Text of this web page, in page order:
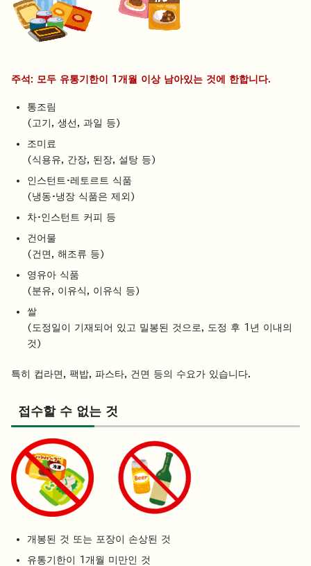
주석: 모두 유통기한이 1개월 이상 남아있는 것에 한합니다.
통조림
(고기, 생선, 과일 등)
조미료
(식용유, 간장, 된장, 설탕 등)
인스턴트·레토르트 식품
(냉동·냉장 식품은 제외)
차·인스턴트 커피 등
건어물
(건면, 해조류 등)
영유아 식품
(분유, 이유식, 이유식 등)
쌀
(도정일이 기재되어 있고 밀봉된 것으로, 도정 후 1년 이내의
것)
특히 컵라면, 팩밥, 파스타, 건면 등의 수요가 있습니다.
접수할 수 없는 것
개봉된 것 또는 포장이 손상된 것
유통기한이 1개월 미만인 것